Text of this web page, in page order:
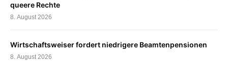
queere Rechte
8. August 2026
Wirtschaftsweiser fordert niedrigere Beamtenpensionen
8. August 2026